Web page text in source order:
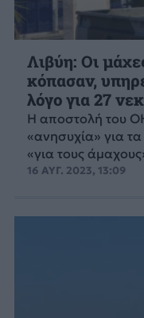
Λιβύη: Οι
κόπασαν,
λόγο για 27
Η αποστολή του
«ανησυχία» για τα
«για τους
16 ΑΥΓ. 2023, 13:09